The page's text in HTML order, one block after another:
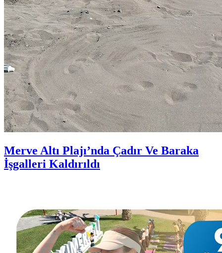
Merve Altı Plajı’nda Çadır Ve Baraka
İşgalleri Kaldırıldı